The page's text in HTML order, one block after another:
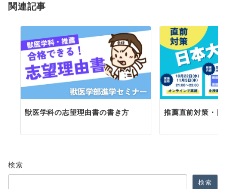
ン
関連記事
獣医学科の志望理由書の書き方 推薦直前対策・
検索
検索